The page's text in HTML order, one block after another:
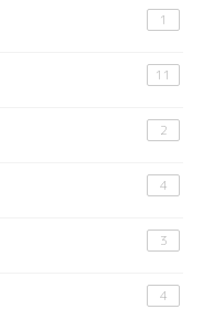
1
11
2
4
3
4